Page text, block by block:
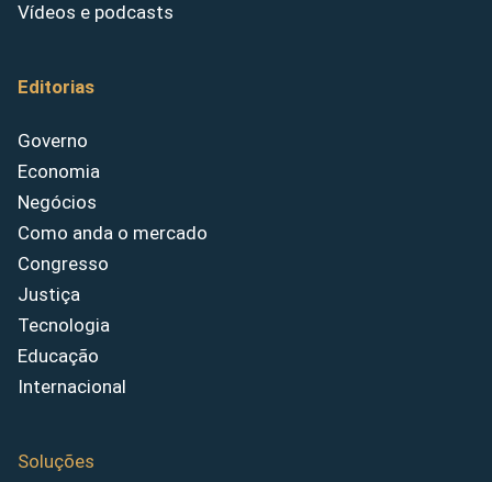
Vídeos e podcasts
Editorias
Governo
Economia
Negócios
Como anda o mercado
Congresso
Justiça
Tecnologia
Educação
Internacional
Soluções